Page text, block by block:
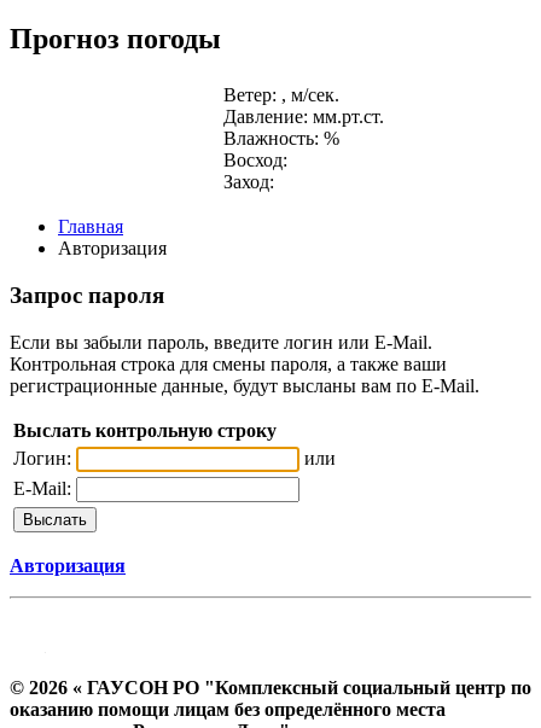
Прогноз погоды
Ветер: , м/сек.
Давление: мм.рт.ст.
Влажность: %
Восход:
Заход:
Главная
Авторизация
Запрос пароля
Если вы забыли пароль, введите логин или E-Mail.
Контрольная строка для смены пароля, а также ваши
регистрационные данные, будут высланы вам по E-Mail.
Выслать контрольную строку
Логин:
или
E-Mail:
Авторизация
© 2026 « ГАУСОН РО "Комплексный социальный центр по
оказанию помощи лицам без определённого места